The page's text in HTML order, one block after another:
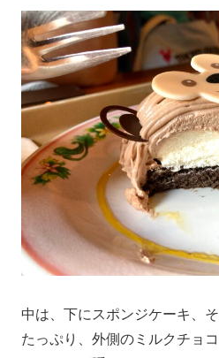
中は、下にスポンジケーキ、
たっぷり、外側のミルクチョ